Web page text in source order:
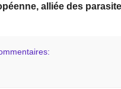
alliée des